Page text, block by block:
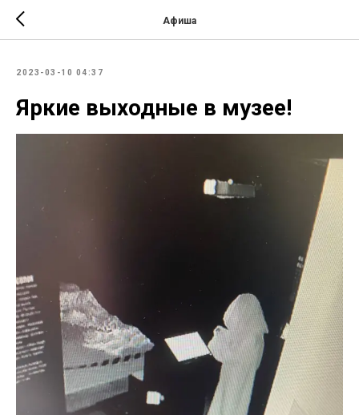
Афиша
2023-03-10 04:37
Яркие выходные в музее!